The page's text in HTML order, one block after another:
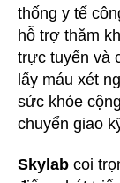
thống y tế
hỗ trợ thăm
trực tuyến và
lấy máu xét
sức khỏe
chuyển giao
Skylab coi